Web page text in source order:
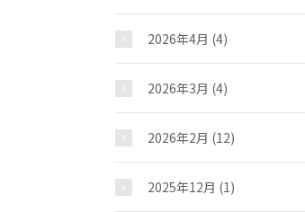
2026年4月 (4)
2026年3月 (4)
2026年2月 (12)
2025年12月 (1)